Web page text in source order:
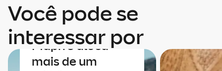
Você pode se
interessar por
COVID-19
Fundación
Mapfre aloca
mais de um